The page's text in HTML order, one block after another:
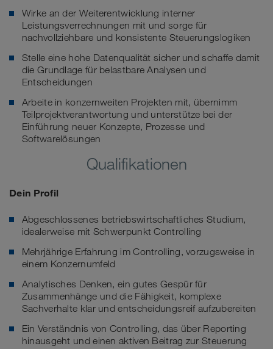
Wirke an der Weiterentwicklung interner
Leistungsverrechnungen mit und sorge für
nachvollziehbare und konsistente Steuerungslogiken
Stelle eine hohe Datenqualität sicher und schaffe damit
die Grundlage für belastbare Analysen und
Entscheidungen
Arbeite in konzernweiten Projekten mit, übernimm
Teilprojektverantwortung und unterstütze bei der
Einführung neuer Konzepte, Prozesse und
Softwarelösungen
Qualifikationen
Dein Profil
Abgeschlossenes betriebswirtschaftliches Studium,
idealerweise mit Schwerpunkt Controlling
Mehrjährige Erfahrung im Controlling, vorzugsweise in
einem Konzernumfeld
Analytisches Denken, ein gutes Gespür für
Zusammenhänge und die Fähigkeit, komplexe
Sachverhalte klar und entscheidungsreif aufzubereiten
Ein Verständnis von Controlling, das über Reporting
hinausgeht und einen aktiven Beitrag zur Steuerung